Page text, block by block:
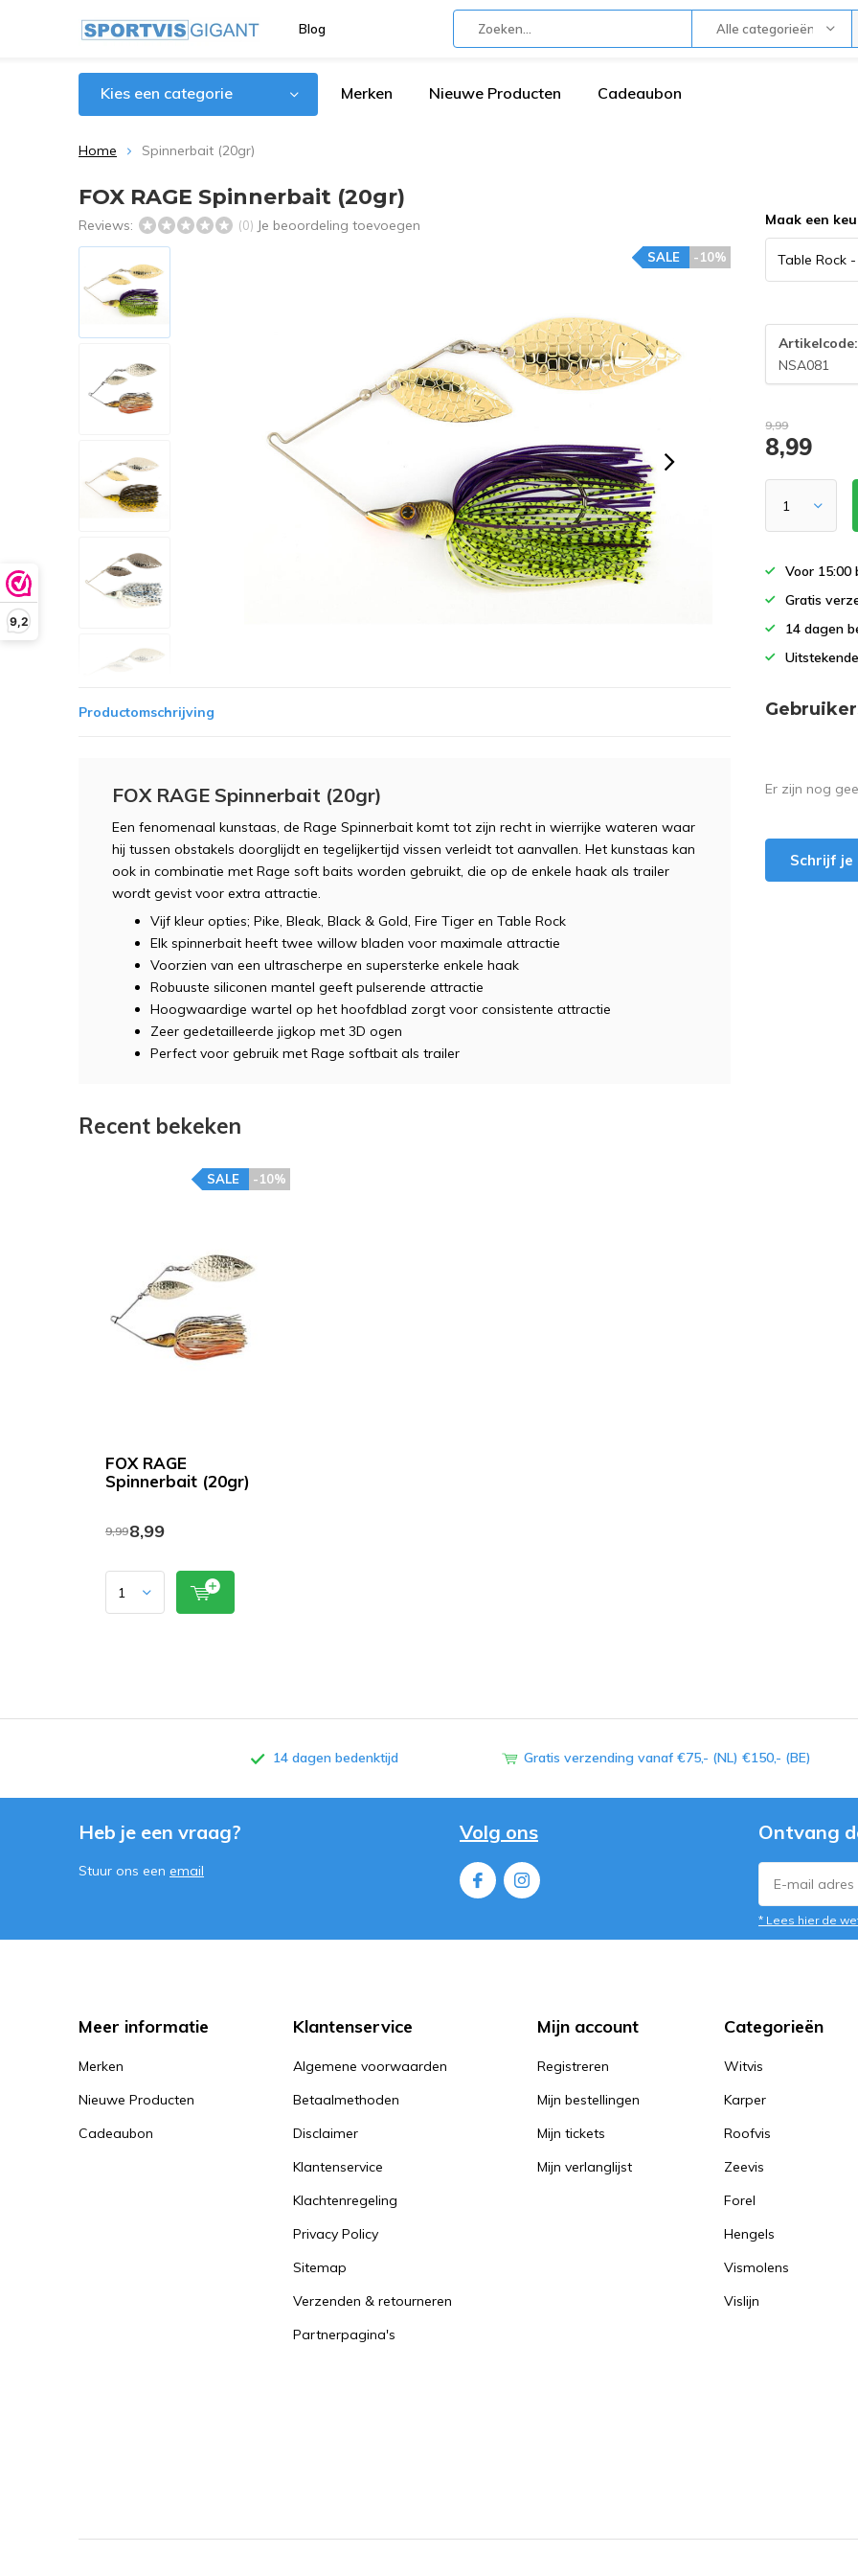
9,2
Blog Alle categorieën
Kies een categorie Merken Nieuwe Producten Cadeaubon
Home Spinnerbait (20gr)
FOX RAGE Spinnerbait (20gr)
Reviews: (0) Je beoordeling toevoegen
-10%
SALE
Maak een
Artikelcode:
NSA081
9,99
8,99
Voor 15:00
Gratis
14 dagen
Productomschrijving
FOX RAGE Spinnerbait (20gr)
Een fenomenaal kunstaas, de Rage Spinnerbait komt tot zijn recht in wierrijke wateren waar
hij tussen obstakels doorglijdt en tegelijkertijd vissen verleidt tot aanvallen. Het kunstaas kan
ook in combinatie met Rage soft baits worden gebruikt, die op de enkele haak als trailer
wordt gevist voor extra attractie.
Vijf kleur opties; Pike, Bleak, Black & Gold, Fire Tiger en Table Rock
Elk spinnerbait heeft twee willow bladen voor maximale attractie
Voorzien van een ultrascherpe en supersterke enkele haak
Robuuste siliconen mantel geeft pulserende attractie
Hoogwaardige wartel op het hoofdblad zorgt voor consistente attractie
Zeer gedetailleerde jigkop met 3D ogen
Perfect voor gebruik met Rage softbait als trailer
Er zijn nog
Schrijf
Recent bekeken
FOX RAGE
Spinnerbait (20gr)
-10%
SALE
9,998,99
14 dagen bedenktijd Gratis verzending vanaf €75,- (NL) €150,- (BE)
Heb je een vraag?
Stuur ons een email
Volg ons Ontvang
* Lees hier de
Meer informatie
Merken
Nieuwe Producten
Cadeaubon
Klantenservice
Algemene voorwaarden
Betaalmethoden
Disclaimer
Klantenservice
Klachtenregeling
Privacy Policy
Sitemap
Verzenden & retourneren
Partnerpagina's
Mijn account
Registreren
Mijn bestellingen
Mijn tickets
Mijn verlanglijst
Categorieën
Witvis
Karper
Roofvis
Zeevis
Forel
Hengels
Vismolens
Vislijn